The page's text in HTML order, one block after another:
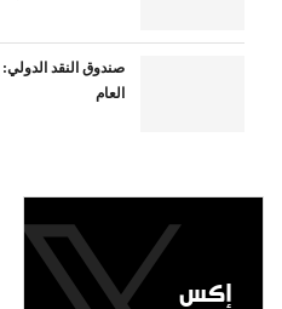
صندوق النقد الدولي:
العام
إكس